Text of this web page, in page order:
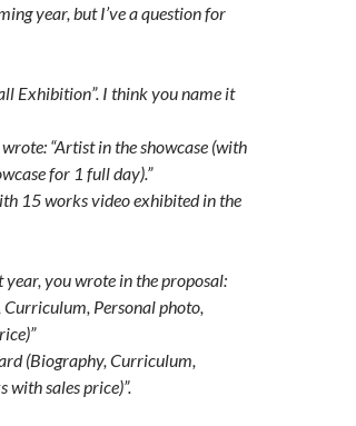
year, but I’ve a question for
Exhibition”. I think you name it
“Artist in the showcase (with
for 1 full day).”
15 works video exhibited in the
you wrote in the proposal:
Personal photo,
(Biography, Curriculum,
sales price)”.